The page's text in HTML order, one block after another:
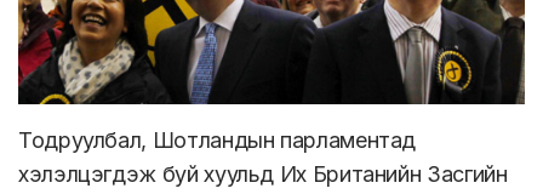
Тодруулбал, Шотландын парламентад
хэлэлцэгдэж буй хуульд Их Британийн Засгийн